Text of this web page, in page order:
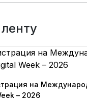
на
– 2026